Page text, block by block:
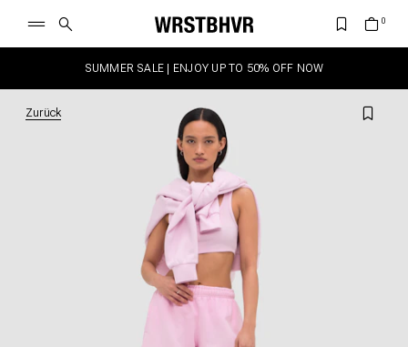
SUMMER SALE | ENJOY UP TO 50% OFF NOW
Zurück